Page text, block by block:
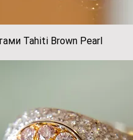
Швидкий перегляд
Tahiti Brown Pearl